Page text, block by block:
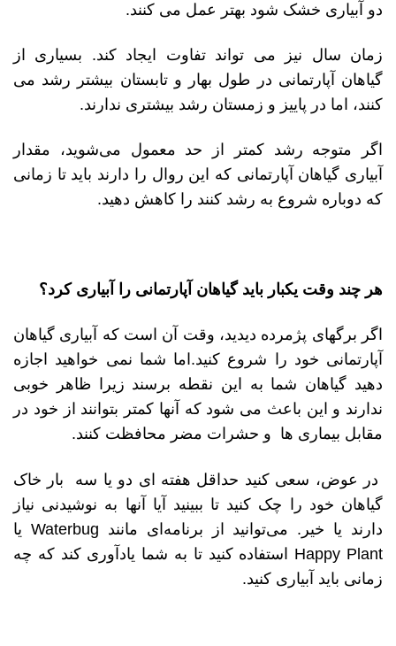
دو آبیاری خشک شود بهتر عمل می کنند.
زمان سال نیز می تواند تفاوت ایجاد کند. بسیاری از
گیاهان آپارتمانی در طول بهار و تابستان بیشتر رشد می
کنند، اما در پاییز و زمستان رشد بیشتری ندارند.
اگر متوجه رشد کمتر از حد معمول می‌شوید، مقدار
آبیاری گیاهان آپارتمانی که این روال را دارند باید تا زمانی
که دوباره شروع به رشد کنند را کاهش دهید.
هر چند وقت یکبار باید گیاهان آپارتمانی را آبیاری کرد؟
اگر برگهای پژمرده دیدید، وقت آن است که آبیاری گیاهان
آپارتمانی خود را شروع کنید.اما شما نمی خواهید اجازه
دهید گیاهان شما به این نقطه برسند زیرا ظاهر خوبی
ندارند و این باعث می شود که آنها کمتر بتوانند از خود در
مقابل بیماری ها و حشرات مضر محافظت کنند.
در عوض، سعی کنید حداقل هفته ای دو یا سه بار خاک
گیاهان خود را چک کنید تا ببینید آیا آنها به نوشیدنی نیاز
دارند یا خیر. می‌توانید از برنامه‌ای مانند Waterbug یا
Happy Plant استفاده کنید تا به شما یادآوری کند که چه
زمانی باید آبیاری کنید.